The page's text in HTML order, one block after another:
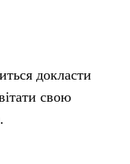
докласти
свою